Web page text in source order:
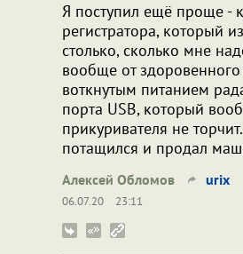
Я поступил ещё проще -
регистратора, который
столько, сколько мне
вообще от
воткнутым питанием
порта USB, который
прикуривателя не
потащился и продал
Алексей Обломов urix
06.07.20
23:11